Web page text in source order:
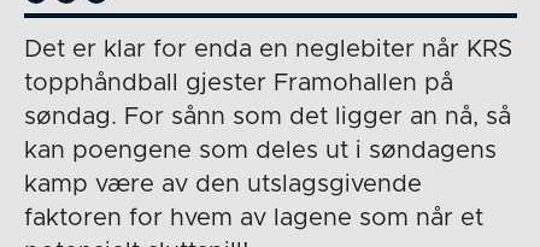
Det er klar for enda en neglebiter når KRS
topphåndball gjester Framohallen på
søndag. For sånn som det ligger an nå, så
kan poengene som deles ut i søndagens
kamp være av den utslagsgivende
faktoren for hvem av lagene som når et